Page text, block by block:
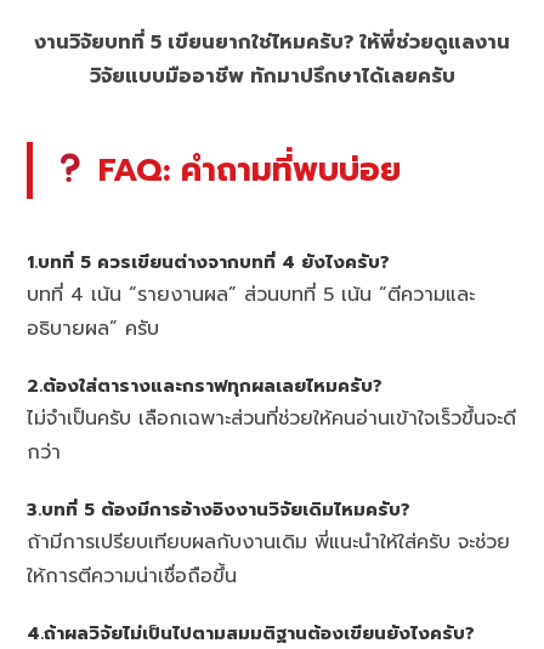
งานวิจัยบทที่ 5 เขียนยากใช่ไหมครับ? ให้พี่ช่วยดูแลงาน
วิจัยแบบมืออาชีพ ทักมาปรึกษาได้เลยครับ
FAQ: คำถามที่พบบ่อย
1.บทที่ 5 ควรเขียนต่างจากบทที่ 4 ยังไงครับ?
บทที่ 4 เน้น “รายงานผล” ส่วนบทที่ 5 เน้น “ตีความและ
อธิบายผล” ครับ
2.ต้องใส่ตารางและกราฟทุกผลเลยไหมครับ?
ไม่จำเป็นครับ เลือกเฉพาะส่วนที่ช่วยให้คนอ่านเข้าใจเร็วขึ้นจะดี
กว่า
3.บทที่ 5 ต้องมีการอ้างอิงงานวิจัยเดิมไหมครับ?
ถ้ามีการเปรียบเทียบผลกับงานเดิม พี่แนะนำให้ใส่ครับ จะช่วย
ให้การตีความน่าเชื่อถือขึ้น
4.ถ้าผลวิจัยไม่เป็นไปตามสมมติฐานต้องเขียนยังไงครับ?